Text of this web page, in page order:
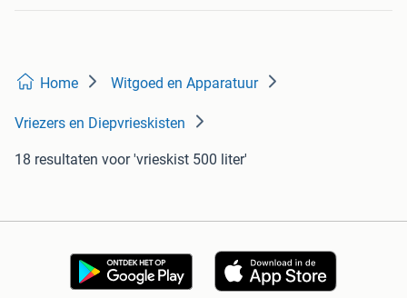
Home Witgoed en Apparatuur
Vriezers en Diepvrieskisten
18 resultaten voor 'vrieskist 500 liter'